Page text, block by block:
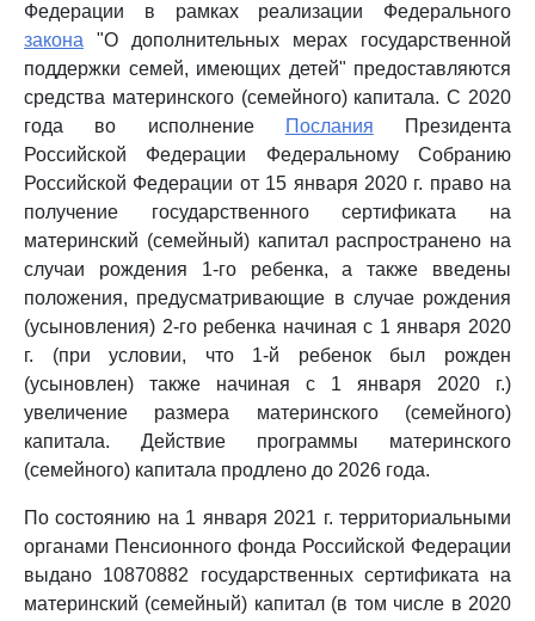
Федерации в рамках реализации Федерального
закона "О дополнительных мерах государственной
поддержки семей, имеющих детей" предоставляются
средства материнского (семейного) капитала. С 2020
года во исполнение
Послания Президента
Российской Федерации Федеральному Собранию
Российской Федерации от 15 января 2020 г. право на
получение государственного сертификата на
материнский (семейный) капитал распространено на
случаи рождения 1-го ребенка, а также введены
положения, предусматривающие в случае рождения
(усыновления) 2-го ребенка начиная с 1 января 2020
г. (при условии, что 1-й ребенок был рожден
(усыновлен) также начиная с 1 января 2020 г.)
увеличение размера материнского (семейного)
капитала. Действие программы материнского
(семейного) капитала продлено до 2026 года.
По состоянию на 1 января 2021 г. территориальными
органами Пенсионного фонда Российской Федерации
выдано 10870882 государственных сертификата на
материнский (семейный) капитал (в том числе в 2020